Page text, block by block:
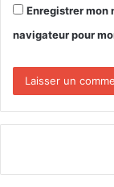
Enregistrer mon
navigateur pour